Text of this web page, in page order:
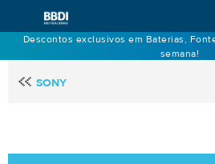
Descontos exclusivos em Baterias,
semana!
SONY